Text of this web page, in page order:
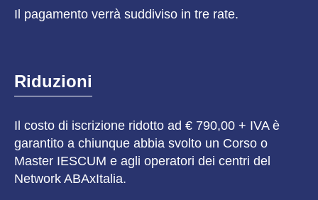
Il pagamento verrà suddiviso in tre rate.
Riduzioni
Il costo di iscrizione ridotto ad € 790,00 + IVA è
garantito a chiunque abbia svolto un Corso o
Master IESCUM e agli operatori dei centri del
Network ABAxItalia.